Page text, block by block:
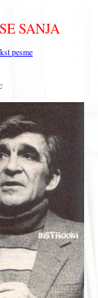
SANJA
pesme